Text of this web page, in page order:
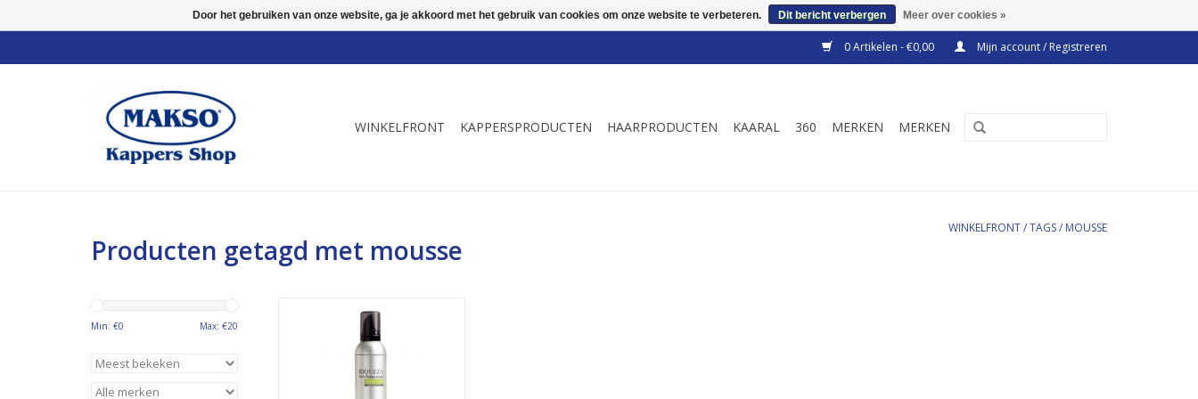
0 Artikelen - €0,00 Mijn account / Registreren
WINKELFRONT KAPPERSPRODUCTEN HAARPRODUCTEN KAARAL 360 MERKEN MERKEN
Producten getagd met mousse
WINKELFRONT/TAGS/ MOUSSE
Min: €0 Max: €20
Geeft glans en volume
TOEVOEGEN AAN WINKELWAGEN
Door het gebruiken van onze website, ga je akkoord met het gebruik van cookies om onze website te verbeteren. Dit bericht verbergen Meer over cookies »